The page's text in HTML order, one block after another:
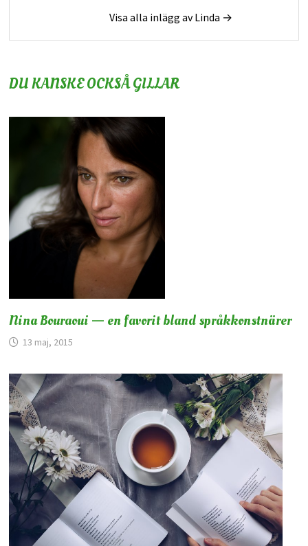
Visa alla inlägg av Linda →
DU KANSKE OCKSÅ GILLAR
Nina Bouraoui — en favorit bland språkkonstnärer
13 maj, 2015